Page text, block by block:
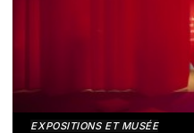
EXPOSITIONS ET MUSÉE